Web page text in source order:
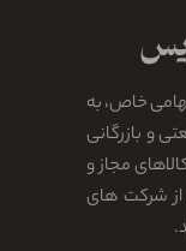
خاص، به
صنعتی و بازرگانی
مجاز و
از شرکت های